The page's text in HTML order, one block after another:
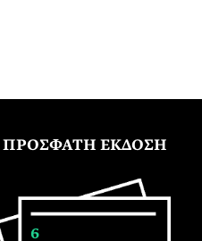
ΠΡΟΣΦΑΤΗ ΕΚΔΟΣΗ
6